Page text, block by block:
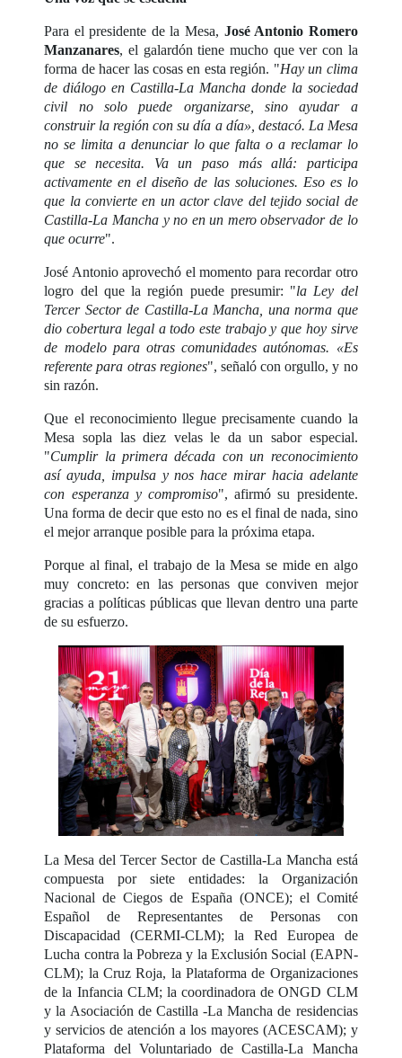
Para el presidente de la Mesa, José Antonio Romero
Manzanares, el galardón tiene mucho que ver con la
forma de hacer las cosas en esta región. "Hay un clima
de diálogo en Castilla-La Mancha donde la sociedad
civil no solo puede organizarse, sino ayudar a
construir la región con su día a día», destacó. La Mesa
no se limita a denunciar lo que falta o a reclamar lo
que se necesita. Va un paso más allá: participa
activamente en el diseño de las soluciones. Eso es lo
que la convierte en un actor clave del tejido social de
Castilla-La Mancha y no en un mero observador de lo
que ocurre".
José Antonio aprovechó el momento para recordar otro
logro del que la región puede presumir: "la Ley del
Tercer Sector de Castilla-La Mancha, una norma que
dio cobertura legal a todo este trabajo y que hoy sirve
de modelo para otras comunidades autónomas. «Es
referente para otras regiones", señaló con orgullo, y no
sin razón.
Que el reconocimiento llegue precisamente cuando la
Mesa sopla las diez velas le da un sabor especial.
"Cumplir la primera década con un reconocimiento
así ayuda, impulsa y nos hace mirar hacia adelante
con esperanza y compromiso", afirmó su presidente.
Una forma de decir que esto no es el final de nada, sino
el mejor arranque posible para la próxima etapa.
Porque al final, el trabajo de la Mesa se mide en algo
muy concreto: en las personas que conviven mejor
gracias a políticas públicas que llevan dentro una parte
de su esfuerzo.
La Mesa del Tercer Sector de Castilla-La Mancha está
compuesta por siete entidades: la Organización
Nacional de Ciegos de España (ONCE); el Comité
Español de Representantes de Personas con
Discapacidad (CERMI-CLM); la Red Europea de
Lucha contra la Pobreza y la Exclusión Social (EAPN-
CLM); la Cruz Roja, la Plataforma de Organizaciones
de la Infancia CLM; la coordinadora de ONGD CLM
y la Asociación de Castilla -La Mancha de residencias
y servicios de atención a los mayores (ACESCAM); y
Plataforma del Voluntariado de Castilla-La Mancha